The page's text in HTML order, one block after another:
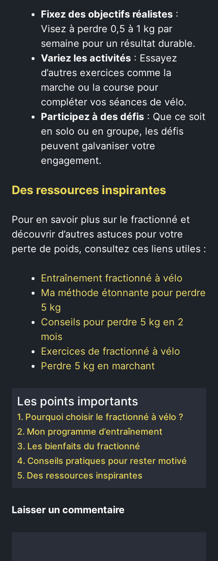
Fixez des objectifs réalistes :
Visez à perdre 0,5 à 1 kg par
semaine pour un résultat durable.
Variez les activités : Essayez
d’autres exercices comme la
marche ou la course pour
compléter vos séances de vélo.
Participez à des défis : Que ce soit
en solo ou en groupe, les défis
peuvent galvaniser votre
engagement.
Des ressources inspirantes
Pour en savoir plus sur le fractionné et
découvrir d’autres astuces pour votre
perte de poids, consultez ces liens utiles :
Entraînement fractionné à vélo
Ma méthode étonnante pour perdre
5 kg
Conseils pour perdre 5 kg en 2
mois
Exercices de fractionné à vélo
Perdre 5 kg en marchant
Les points importants
Pourquoi choisir le fractionné à vélo ?
Mon programme d’entraînement
Les bienfaits du fractionné
Conseils pratiques pour rester motivé
Des ressources inspirantes
Laisser un commentaire